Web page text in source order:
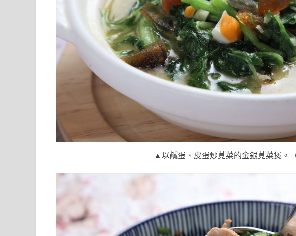
▲以鹹蛋、皮蛋炒莧菜的金銀莧菜煲。